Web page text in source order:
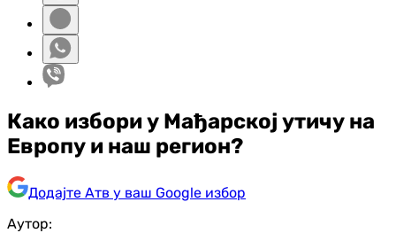
Како избори у Мађарској утичу на
Европу и наш регион?
Додајте Атв у ваш Google избор
Аутор: